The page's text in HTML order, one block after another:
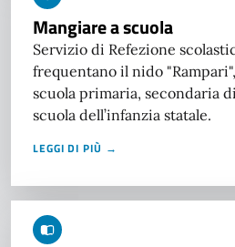
Mangiare a scuola
Servizio di Refezione
frequentano il nido
scuola primaria, secondaria
scuola dell’infanzia statale.
LEGGI DI PIÙ →